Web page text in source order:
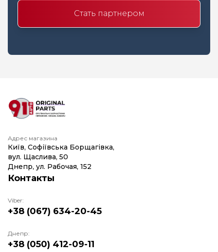
Стать партнером
Адрес магазина
Київ, Софіївська Борщагівка,
вул. Щаслива, 50
Днепр, ул. Рабочая, 152
Контакты
Viber:
+38 (067) 634-20-45
Днепр:
+38 (050) 412-09-11